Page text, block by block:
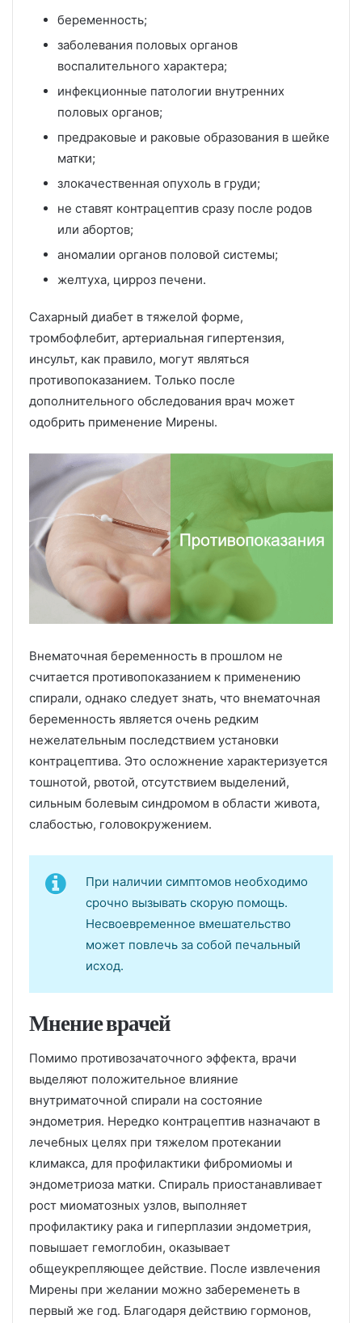
беременность;
заболевания половых органов
воспалительного характера;
инфекционные патологии внутренних
половых органов;
предраковые и раковые образования в шейке
матки;
злокачественная опухоль в груди;
не ставят контрацептив сразу после родов
или абортов;
аномалии органов половой системы;
желтуха, цирроз печени.
Сахарный диабет в тяжелой форме,
тромбофлебит, артериальная гипертензия,
инсульт, как правило, могут являться
противопоказанием. Только после
дополнительного обследования врач может
одобрить применение Мирены.
Внематочная беременность в прошлом не
считается противопоказанием к применению
спирали, однако следует знать, что внематочная
беременность является очень редким
нежелательным последствием установки
контрацептива. Это осложнение характеризуется
тошнотой, рвотой, отсутствием выделений,
сильным болевым синдромом в области живота,
слабостью, головокружением.
При наличии симптомов необходимо
срочно вызывать скорую помощь.
Несвоевременное вмешательство
может повлечь за собой печальный
исход.
Мнение врачей
Помимо противозачаточного эффекта, врачи
выделяют положительное влияние
внутриматочной спирали на состояние
эндометрия. Нередко контрацептив назначают в
лечебных целях при тяжелом протекании
климакса, для профилактики фибромиомы и
эндометриоза матки. Спираль приостанавливает
рост миоматозных узлов, выполняет
профилактику рака и гиперплазии эндометрия,
повышает гемоглобин, оказывает
общеукрепляющее действие. После извлечения
Мирены при желании можно забеременеть в
первый же год. Благодаря действию гормонов,